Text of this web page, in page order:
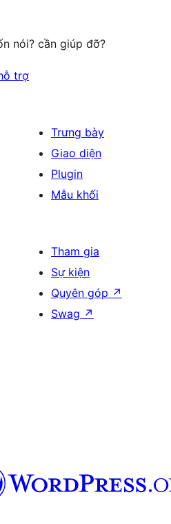
nói? cần giúp đỡ?
trợ
Trưng bày
Giao diện
Plugin
Mẫu khối
Tham gia
Sự kiện
Quyên góp ↗
Swag ↗